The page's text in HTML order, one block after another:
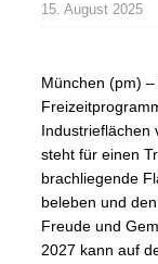
15. August 2025
München (pm)
Industrieflächen
steht für einen
brachliegende
beleben und
Freude und
2027 kann auf